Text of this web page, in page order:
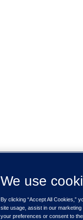
We use
By clicking “Accept All Cookies,”
site usage, assist in our
your preferences or consent to